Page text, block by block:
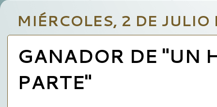
MIÉRCOLES, 2 DE
GANADOR DE "UN
PARTE"